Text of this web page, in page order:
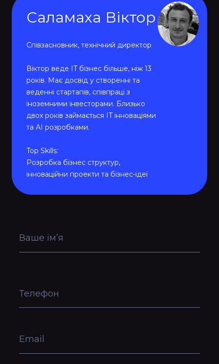
Саламаха Віктор
Співзасновник, технічний директор
Віктор веде IT бізнес більше, ніж 13
років. Має досвід у створенні та
веденні стартапів, співпраці з
іноземними інвесторами. Близько
двох років займається IT інноваціями
та AI розробками.
Top Skills:
Розробка бізнес структур,
інноваційни проекти та бізнес-ідеї
ваше ім’я
телефон
email